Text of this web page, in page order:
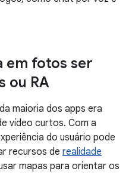
em fotos ser
ou RA
maioria dos apps era
vídeo curtos. Com a
do usuário pode
recursos de realidade
mapas para orientar os